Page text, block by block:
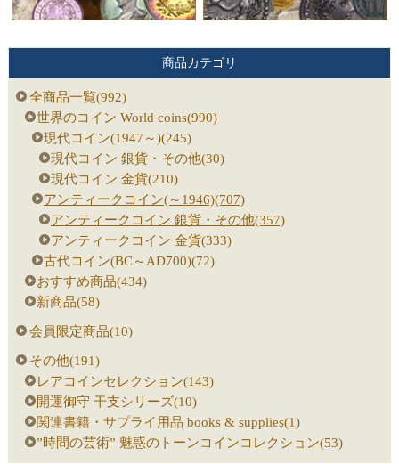
商品カテゴリ
全商品一覧(992)
世界のコイン World coins(990)
現代コイン(1947～)(245)
現代コイン 銀貨・その他(30)
現代コイン 金貨(210)
アンティークコイン(～1946)(707)
アンティークコイン 銀貨・その他(357)
アンティークコイン 金貨(333)
古代コイン(BC～AD700)(72)
おすすめ商品(434)
新商品(58)
会員限定商品(10)
その他(191)
レアコインセレクション(143)
開運御守 干支シリーズ(10)
関連書籍・サプライ用品 books & supplies(1)
”時間の芸術” 魅惑のトーンコインコレクション(53)